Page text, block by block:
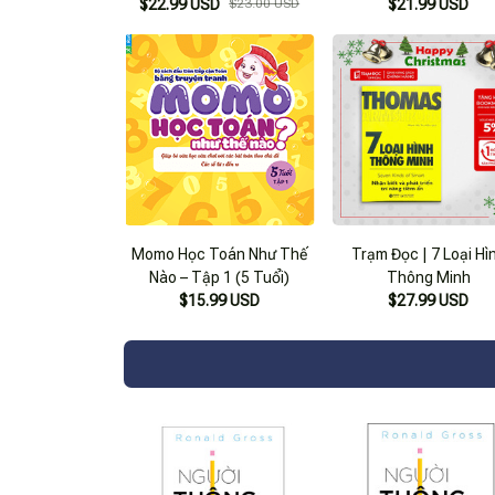
Đô-La Từ Thị Trường
$22.99 USD $23.00 USD
$21.99 USD
Momo Học Toán Như Thế
Nào – Tập 1 (5 Tuổi)
$15.99 USD
Trạm Đọc | 7 Loại
Thông Minh
$27.99 USD